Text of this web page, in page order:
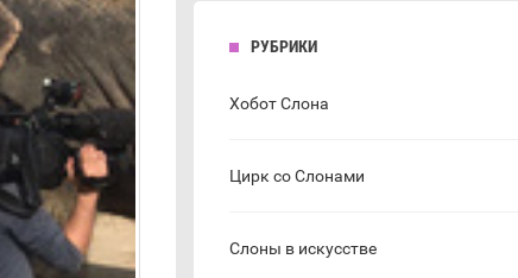
РУБРИКИ
Хобот Слона
Цирк со Слонами
Слоны в искусстве